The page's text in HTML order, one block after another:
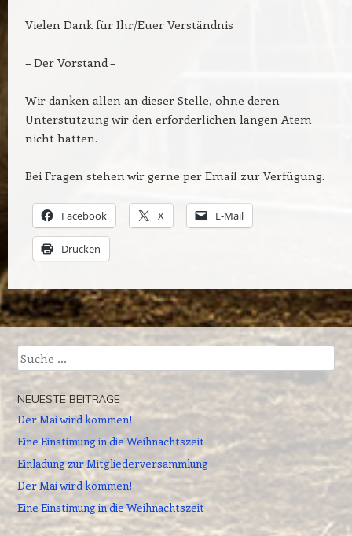
Vielen Dank für Ihr/Euer Verständnis
– Der Vorstand –
Wir danken allen an dieser Stelle, ohne deren
Unterstützung wir den erforderlichen langen Atem
nicht hätten.
Bei Fragen stehen wir gerne per Email zur Verfügung.
Facebook X E-Mail
Drucken
Beitrags-Navigation
Suche
NEUESTE BEITRÄGE
Der Mai wird kommen!
Eine Einstimung in die Weihnachtszeit
Einladung zur Mitgliederversammlung
Der Mai wird kommen!
Eine Einstimung in die Weihnachtszeit